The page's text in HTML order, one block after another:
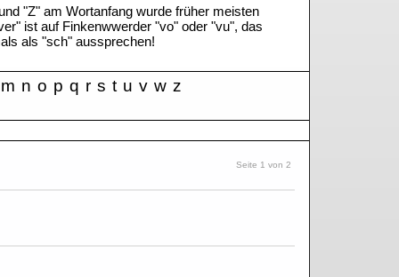
"Z" am Wortanfang wurde früher meisten
ist auf Finkenwwerder "vo" oder "vu", das
als "sch" aussprechen!
m n o p q r s t u v w z
Seite 1 von 2